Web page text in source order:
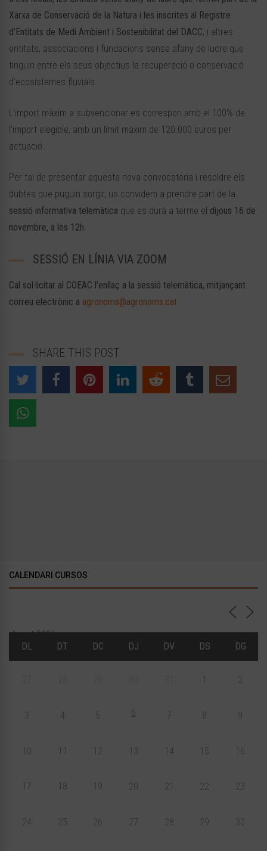
Xarxa de Conservació de la Natura i les inscrites al Registre
d’Entitats de Medi Ambient i Sostenibilitat del DACC, i altres
entitats, associacions i fundacions sense afany de lucre que
tinguin entre els seus objectius la recuperació o conservació
d’ecosistemes fluvials.
L’import màxim a subvencionar es correspon amb el 100% de
l’import elegible, amb un límit màxim de 120.000 euros per
actuació.
Per tal de presentar aquesta nova convocatòria i resoldre els
dubtes que puguin sorgir, us convidem a prendre part de la
sessió informativa telemàtica que es durà a terme el dijous 16 de
novembre, a les 12h.
SESSIÓ EN LÍNIA VIA ZOOM
Cal sol·licitar al COEAC l’enllaç a la sessió telemàtica, mitjançant
correu electrònic a agronoms@agronoms.cat
SHARE THIS POST
CALENDARI CURSOS
Agost 2026
DL
DT DC DJ DV DS DG
1 2
3 4 5 6 7 8 9
10 11 12 13 14 15 16
17 18 19 20 21 22 23
24 25 26 27 28 29 30